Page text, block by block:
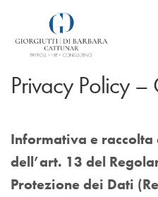
Privacy Policy –
Informativa e raccolta
dell’art. 13 del
Protezione dei Dati